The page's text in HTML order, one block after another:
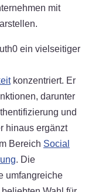
mit
ein vielseitiger
konzentriert. Er
darunter
und
hinaus ergänzt
Bereich Social
. Die
umfangreiche